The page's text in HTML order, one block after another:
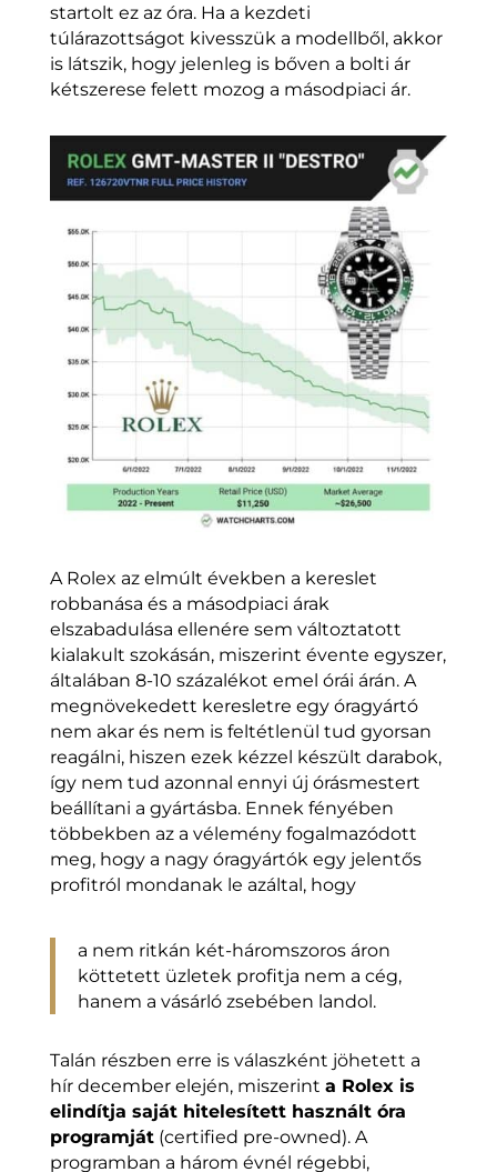
startolt ez az óra. Ha a kezdeti
túlárazottságot kivesszük a modellből, akkor
is látszik, hogy jelenleg is bőven a bolti ár
kétszerese felett mozog a másodpiaci ár.
A Rolex az elmúlt években a kereslet
robbanása és a másodpiaci árak
elszabadulása ellenére sem változtatott
kialakult szokásán, miszerint évente egyszer,
általában 8-10 százalékot emel órái árán. A
megnövekedett keresletre egy óragyártó
nem akar és nem is feltétlenül tud gyorsan
reagálni, hiszen ezek kézzel készült darabok,
így nem tud azonnal ennyi új órásmestert
beállítani a gyártásba. Ennek fényében
többekben az a vélemény fogalmazódott
meg, hogy a nagy óragyártók egy jelentős
profitról mondanak le azáltal, hogy
a nem ritkán két-háromszoros áron
köttetett üzletek profitja nem a cég,
hanem a vásárló zsebében landol.
Talán részben erre is válaszként jöhetett a
hír december elején, miszerint a Rolex is
elindítja saját hitelesített használt óra
programját(certified pre-owned). A
programban a három évnél régebbi,